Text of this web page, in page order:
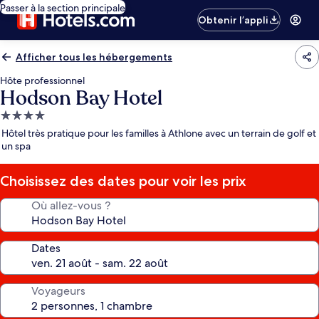
Passer à la section principale
Obtenir l’appli
Afficher tous les hébergements
Hôte professionnel
Hodson Bay Hotel
Hébergement
4.0 étoiles
Hôtel très pratique pour les familles à Athlone avec un terrain de golf et
un spa
Choisissez des dates pour voir les prix
Où allez-vous ?
Dates
Voyageurs